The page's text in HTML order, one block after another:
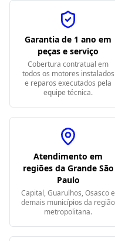
Garantia de 1 ano em
peças e serviço
Cobertura contratual em
todos os motores instalados
e reparos executados pela
equipe técnica.
Atendimento em
regiões da Grande São
Paulo
Capital, Guarulhos, Osasco e
demais municípios da região
metropolitana.